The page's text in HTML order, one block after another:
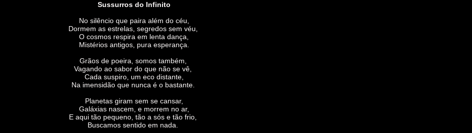
Sussurros do Infinito
No silêncio que paira além do céu,
Dormem as estrelas, segredos sem véu,
O cosmos respira em lenta dança,
Mistérios antigos, pura esperança.
Grãos de poeira, somos também,
Vagando ao sabor do que não se vê,
Cada suspiro, um eco distante,
Na imensidão que nunca é o bastante.
Planetas giram sem se cansar,
Galáxias nascem, e morrem no ar,
E aqui tão pequeno, tão a sós e tão frio,
Buscamos sentido em nada.